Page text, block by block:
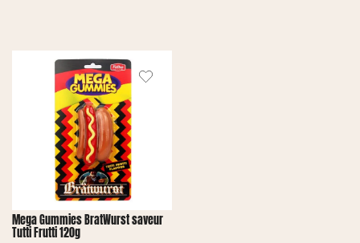
Mega Gummies BratWurst saveur
Tutti Frutti 120g